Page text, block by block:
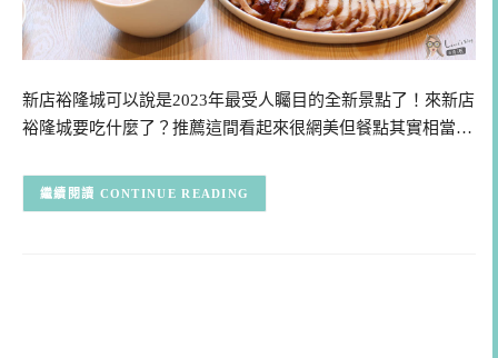
新店裕隆城可以說是2023年最受人矚目的全新景點了！來新店
裕隆城要吃什麼了？推薦這間看起來很網美但餐點其實相當…
CONTINUE READING